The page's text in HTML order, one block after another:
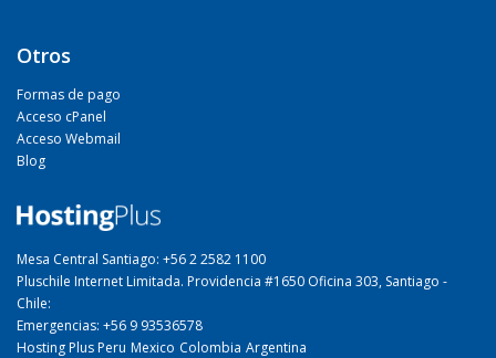
Otros
Formas de pago
Acceso cPanel
Acceso Webmail
Blog
Mesa Central Santiago: +56 2 2582 1100
Pluschile Internet Limitada. Providencia #1650 Oficina 303, Santiago -
Chile:
Emergencias: +56 9 93536578
Hosting Plus Peru Mexico Colombia Argentina